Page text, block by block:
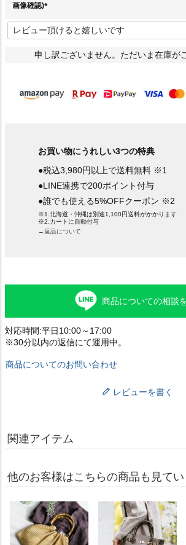
画像確認)
必
須
)
申し訳ございません。ただいま在庫が
お買い物にうれしい3つの特典
●税込3,980円以上で送料無料 ※1
●LINE連携で200ポイント付与
●誰でも使える5%OFFクーポン ※2
※1.北海道・沖縄は別途1,100円送料がかかります
※2.カートに自動付与
→返品について
商品についての相談
対応時間:平日10:00～17:00
※30分以内の返信にて運用中。
商品についてのお問い合わせ
レビューを書く
関連アイテム
他のお客様はこちらの商品も見て